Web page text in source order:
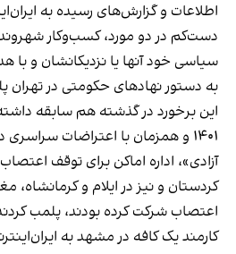
اطلاعات و گزارش‌های رسیده به
دست‌کم در دو مورد، کسب‌وکار
سیاسی خود آنها یا نزدیکانشان و با
به دستور نهادهای حکومتی در تهران
این برخورد در گذشته هم سابقه
۱۴۰۱ و همزمان با اعتراضات
آزادی»، اداره اماکن برای توقف
کردستان و نیز در ایلام و کرمانشاه،
اعتصاب شرکت کرده بودند، پلمب
کارمند یک کافه در مشهد به